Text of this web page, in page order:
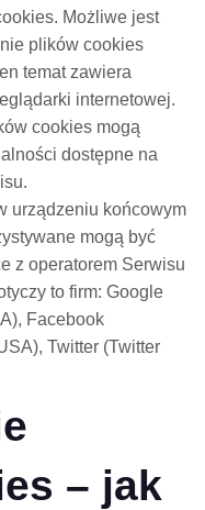
Możliwe jest
plików cookies
temat zawiera
internetowej.
cookies mogą
dostępne na
urządzeniu końcowym
mogą być
z operatorem Serwisu
to firm: Google
Facebook
Twitter (Twitter
– jak